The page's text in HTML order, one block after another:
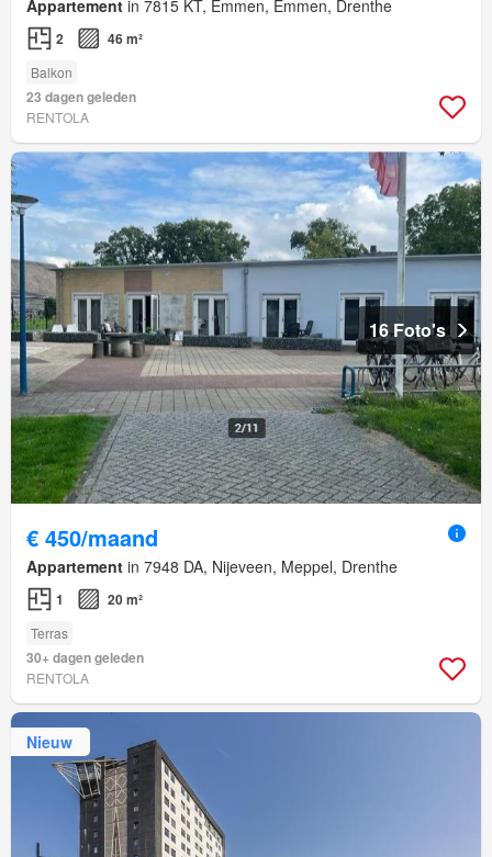
Appartement in 7815 KT, Emmen, Emmen, Drenthe
2 46 m²
Balkon
23 dagen geleden
RENTOLA
16 Foto's
€ 450/maand
Appartement in 7948 DA, Nijeveen, Meppel, Drenthe
1 20 m²
Terras
30+ dagen geleden
RENTOLA
Nieuw